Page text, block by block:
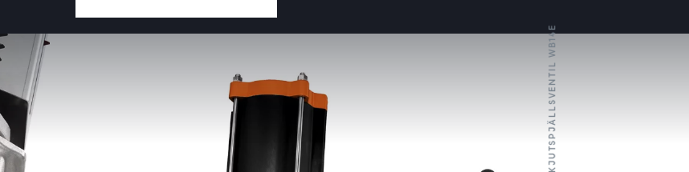
SKJUTSPJÄLLSVENTIL WB14E